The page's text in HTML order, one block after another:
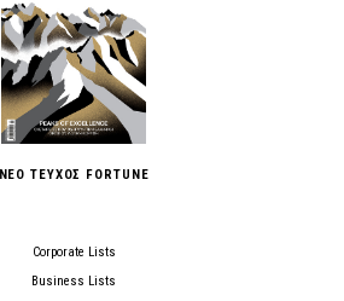
ΝΕΟ ΤΕΥΧΟΣ FORTUNE
Corporate Lists
Business Lists